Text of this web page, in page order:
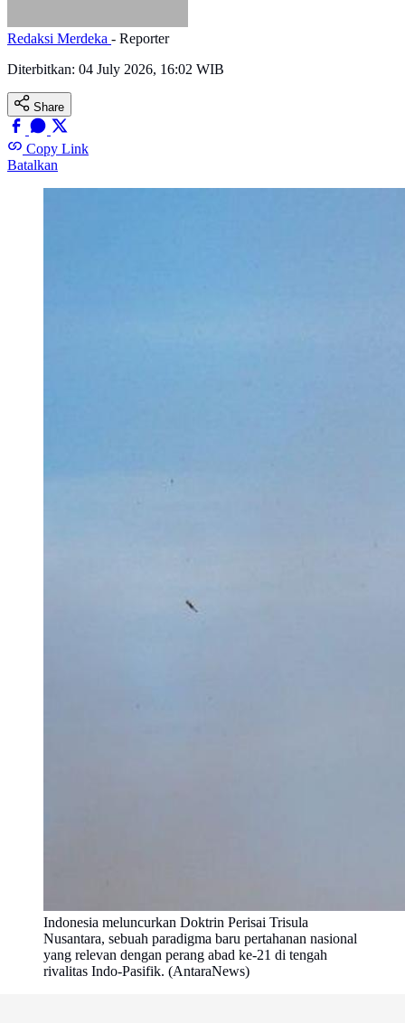
Redaksi Merdeka - Reporter
Diterbitkan: 04 July 2026, 16:02 WIB
Share
Copy Link
Batalkan
Indonesia meluncurkan Doktrin Perisai Trisula
Nusantara, sebuah paradigma baru pertahanan nasional
yang relevan dengan perang abad ke-21 di tengah
rivalitas Indo-Pasifik. (AntaraNews)